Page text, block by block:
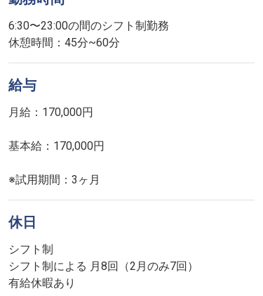
6:30〜23:00の間のシフト制勤務
休憩時間：45分~60分
給与
月給：170,000円
基本給：170,000円
※試用期間：3ヶ月
休日
シフト制
シフト制による 月8回（2月のみ7回）
有給休暇あり